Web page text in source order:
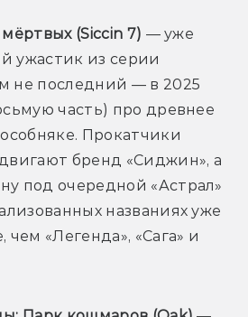
(Siccin 7) — уже
ужастик из серии
не последний — в 2025
часть) про древнее
Прокатчики
бренд «Сиджин», а
под очередной «Астрал»
названиях уже
чем «Легенда», «Сага» и